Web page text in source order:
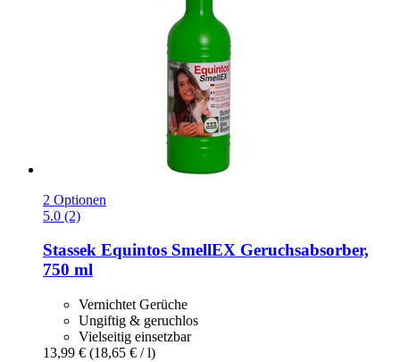
2 Optionen
5.0 (2)
Stassek Equintos SmellEX Geruchsabsorber,
750 ml
Vernichtet Gerüche
Ungiftig & geruchlos
Vielseitig einsetzbar
13,99 € (18,65 € / l)